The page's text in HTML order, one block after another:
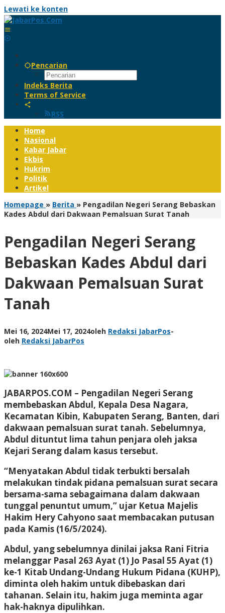
Lewati ke konten
Pencarian
Indeks Berita
Terms of Service
RSS
Home
Nasional
Kabar Jabar
Ekbis
Hukrim
Politik
Artikel
Homepage » Berita » Pengadilan Negeri Serang Bebaskan
Kades Abdul dari Dakwaan Pemalsuan Surat Tanah
Pengadilan Negeri Serang
Bebaskan Kades Abdul dari
Dakwaan Pemalsuan Surat
Tanah
Mei 16, 2024Mei 17, 2024oleh Redaksi JabarPos-
oleh Redaksi JabarPos
JABARPOS.COM – Pengadilan Negeri Serang
membebaskan Abdul, Kepala Desa Nagara,
Kecamatan Kibin, Kabupaten Serang, Banten, dari
dakwaan pemalsuan surat tanah. Sebelumnya,
Abdul dituntut lima tahun penjara oleh jaksa
Kejari Serang dalam kasus tersebut.
“Menyatakan Abdul tidak terbukti bersalah
melakukan tindak pidana pemalsuan surat secara
bersama-sama sebagaimana dalam dakwaan
tunggal penuntut umum,” ujar Ketua Majelis
Hakim Hery Cahyono saat membacakan putusan
pada Kamis (16/5/2024).
Abdul, yang sebelumnya dinilai jaksa Rani Fitria
melanggar Pasal 263 Ayat (1) Jo Pasal 55 Ayat (1)
ke-1 Kitab Undang-Undang Hukum Pidana (KUHP),
diminta oleh hakim untuk dibebaskan dari
tahanan. Selain itu, hakim juga meminta agar
hak-haknya dipulihkan.